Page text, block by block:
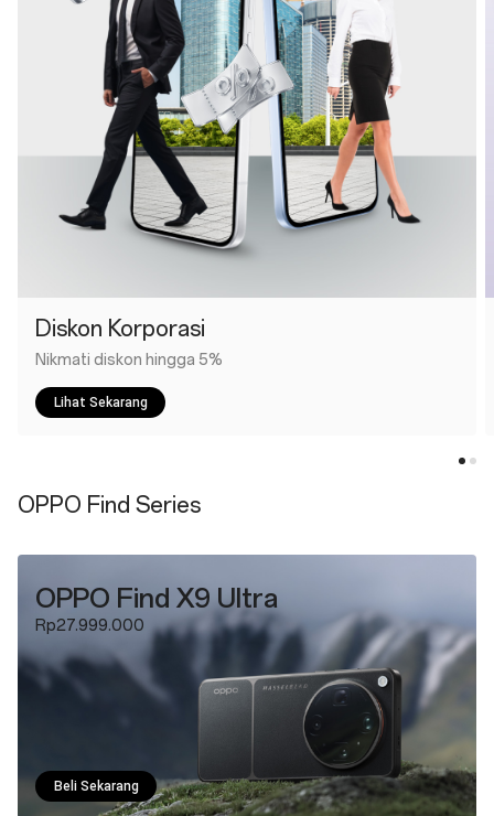
Diskon Korporasi
Nikmati diskon hingga 5%
Lihat Sekarang
OPPO Find Series
OPPO Find X9 Ultra
Rp27.999.000
Beli Sekarang